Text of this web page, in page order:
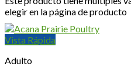
elegir en la página de producto
Vista Rápida
Adulto